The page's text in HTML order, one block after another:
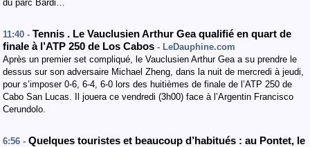
du parc Bardi…
11:40 - Tennis . Le Vauclusien Arthur Gea qualifié en quart de
finale à l’ATP 250 de Los Cabos - LeDauphine.com
Après un premier set compliqué, le Vauclusien Arthur Gea a su prendre le
dessus sur son adversaire Michael Zheng, dans la nuit de mercredi à jeudi,
pour s’imposer 0-6, 6-4, 6-0 lors des huitièmes de finale de l’ATP 250 de
Cabo San Lucas. Il jouera ce vendredi (3h00) face à l’Argentin Francisco
Cerundolo.
6:56 - Quelques touristes et beaucoup d’habitués : au Pontet, le